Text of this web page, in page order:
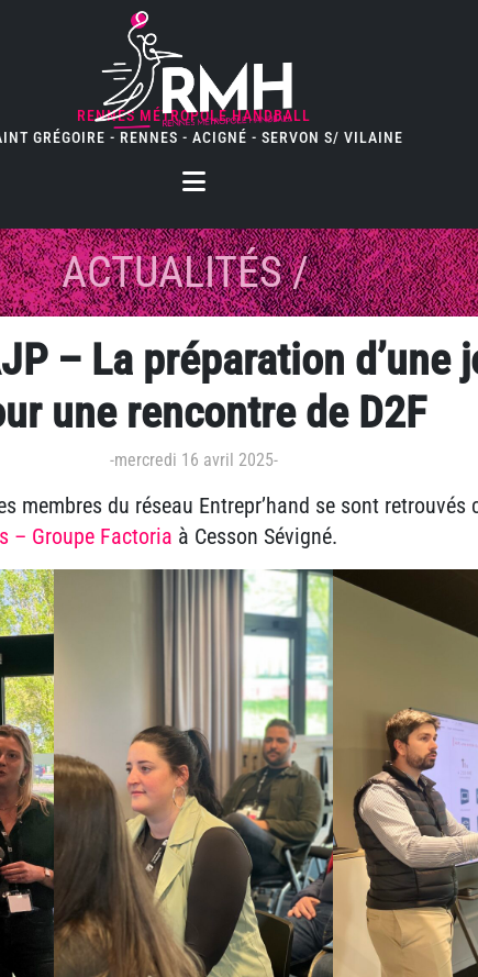
RENNES MÉTROPOLE HANDBALL
GRÉGOIRE - RENNES - ACIGNÉ - SERVON S/ VILAINE
ACTUALITÉS/
– La préparation d’une
une rencontre de D2F
-mercredi 16 avril 2025-
membres du réseau Entrepr’hand se sont retrouvés
– Groupe Factoria à Cesson Sévigné.